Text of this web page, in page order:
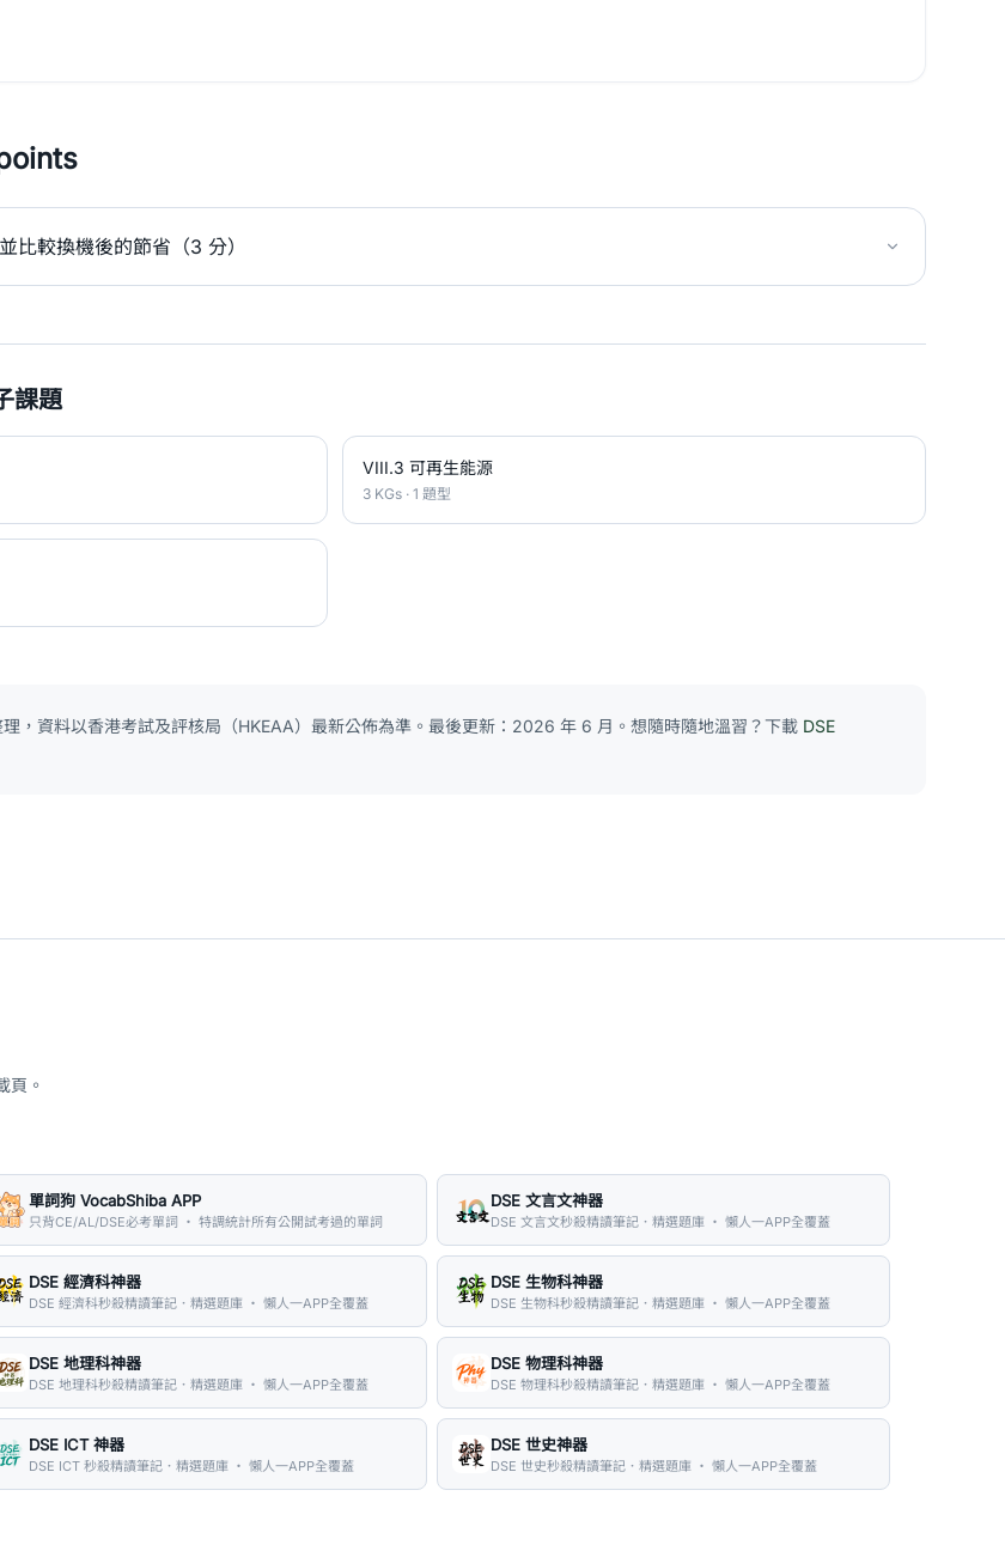
比較換機後的節省（3 分）
課題
VIII.3 可再生能源
3 KGs · 1 題型
理，資料以香港考試及評核局（HKEAA）最新公佈為準。最後更新：2026 年 6 月。想隨時隨地溫習？下載 DSE
頁。
單詞狗 VocabShiba APP
只背CE/AL/DSE必考單詞 ・ 特調統計所有公開試考過的單詞
DSE 文言文神器
DSE 文言文秒殺精讀筆記．精選題庫 ・ 懶人一APP全覆蓋
DSE 經濟科神器
DSE 經濟科秒殺精讀筆記．精選題庫 ・ 懶人一APP全覆蓋
DSE 生物科神器
DSE 生物科秒殺精讀筆記．精選題庫 ・ 懶人一APP全覆蓋
DSE 地理科神器
DSE 地理科秒殺精讀筆記．精選題庫 ・ 懶人一APP全覆蓋
DSE 物理科神器
DSE 物理科秒殺精讀筆記．精選題庫 ・ 懶人一APP全覆蓋
DSE ICT 神器
DSE ICT 秒殺精讀筆記．精選題庫 ・ 懶人一APP全覆蓋
DSE 世史神器
DSE 世史秒殺精讀筆記．精選題庫 ・ 懶人一APP全覆蓋